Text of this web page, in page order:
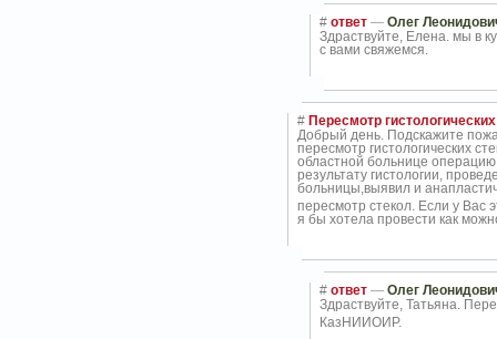
# ответ — Олег
Здраствуйте, Елена. мы в
с вами свяжемся.
# Пересмотр
Добрый день. Подскажите
пересмотр гистологических
областной больнице
результату гистологии,
больницы,выявил и
пересмотр стекол. Если у Вас
я бы хотела провести как
# ответ — Олег
Здраствуйте, Татьяна.
КазНИИОИР.